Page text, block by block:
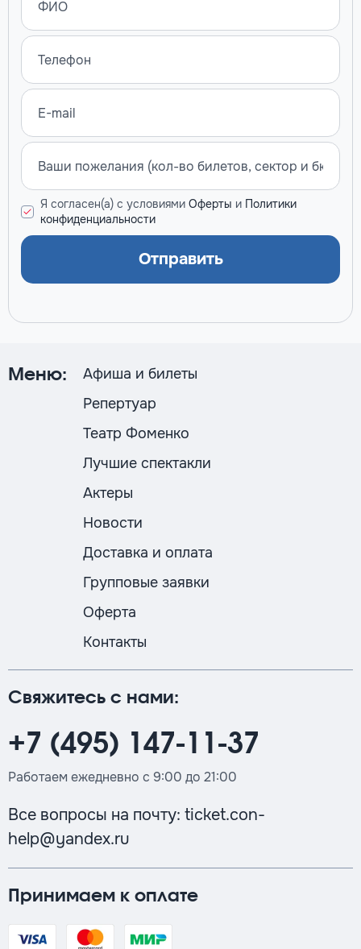
Я согласен(а) с условиями Оферты и Политики
конфиденциальности
Отправить
Принимаем к оплате
Свяжитесь с нами:
+7 (495) 147-11-37
Работаем ежедневно с 9:00 до 21:00
Все вопросы на почту: ticket.con-
help@yandex.ru
Меню:
Афиша и билеты
Репертуар
Театр Фоменко
Лучшие спектакли
Актеры
Новости
Доставка и оплата
Групповые заявки
Оферта
Контакты